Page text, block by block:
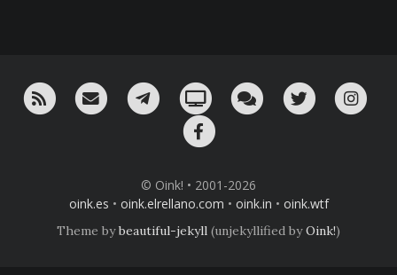
RSS ¡Mándame un email!¡Nuestro canal en Telegram!
Oink! TV Charla con nosotros
Twitter
© Oink! • 2001-2026
oink.es • oink.elrellano.com • oink.in • oink.wtf
Theme bybeautiful-jekyll (unjekyllified byOink!)